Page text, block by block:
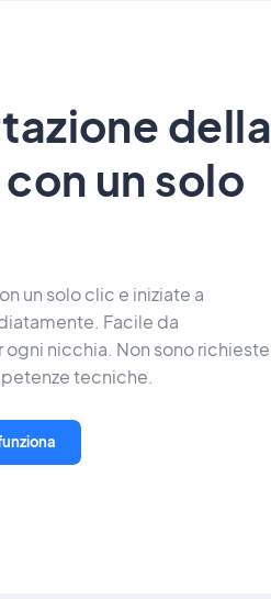
della
un solo
un solo clic e iniziate a
Facile da
ogni nicchia. Non sono richieste
tecniche.